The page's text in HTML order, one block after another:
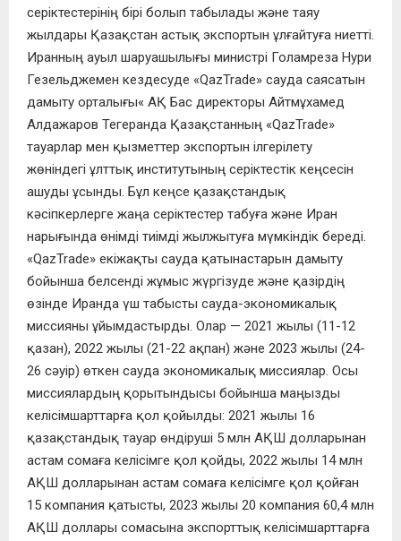
серіктестерінің бірі болып табылады және таяу
жылдары Қазақстан астық экспортын ұлғайтуға ниетті.
Иранның ауыл шаруашылығы министрі Голамреза Нури
Гезельджемен кездесуде «QazTrade» сауда саясатын
дамыту орталығы« АҚ Бас директоры Айтмұхамед
Алдажаров Тегеранда Қазақстанның «QazTrade»
тауарлар мен қызметтер экспортын ілгерілету
жөніндегі ұлттық институтының серіктестік кеңсесін
ашуды ұсынды. Бұл кеңсе қазақстандық
кәсіпкерлерге жаңа серіктестер табуға және Иран
нарығында өнімді тиімді жылжытуға мүмкіндік береді.
«QazTrade» екіжақты сауда қатынастарын дамыту
бойынша белсенді жұмыс жүргізуде және қазірдің
өзінде Иранда үш табысты сауда-экономикалық
миссияны ұйымдастырды. Олар — 2021 жылы (11-12
қазан), 2022 жылы (21-22 ақпан) және 2023 жылы (24-
26 сәуір) өткен сауда экономикалық миссиялар. Осы
миссиялардың қорытындысы бойынша маңызды
келісімшарттарға қол қойылды: 2021 жылы 16
қазақстандық тауар өндіруші 5 млн АҚШ долларынан
астам сомаға келісімге қол қойды, 2022 жылы 14 млн
АҚШ долларынан астам сомаға келісімге қол қойған
15 компания қатысты, 2023 жылы 20 компания 60,4 млн
АҚШ доллары сомасына экспорттық келісімшарттарға